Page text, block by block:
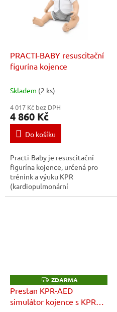
PRACTI-BABY resuscitační
figurína kojence
Skladem (2 ks)
4 017 Kč bez DPH
4 860 Kč
Do košíku
Practi-Baby je resuscitační
figurína kojence, určená pro
trénink a výuku KPR
(kardiopulmonární
resuscitace). Practi-baby
Z
D
A
R
M
ZDARMA
Prestan KPR-AED
simulátor kojence s KPR